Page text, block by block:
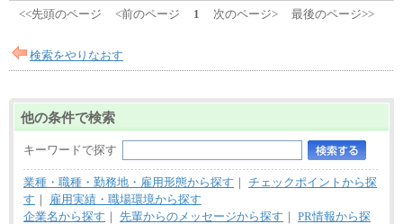
<<先頭のページ <前のページ 1 次のページ> 最後のページ>>
検索をやりなおす
他の条件で検索
キーワードで探す
業種・職種・勤務地・雇用形態から探す ｜ チェックポイントから探
す ｜
雇用実績・職場環境から探す
企業名から探す ｜ 先輩からのメッセージから探す ｜ PR情報から探